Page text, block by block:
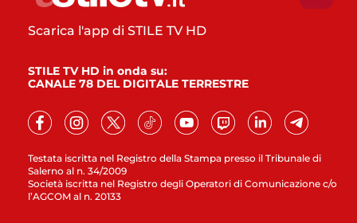
Testata iscritta nel Registro della Stampa presso il Tribunale di
Salerno al n. 34/2009
Società iscritta nel Registro degli Operatori di Comunicazione c/o
l’AGCOM al n. 20133
Scarica l'app di STILE TV HD
STILE TV HD in onda su:
CANALE 78 DEL DIGITALE TERRESTRE